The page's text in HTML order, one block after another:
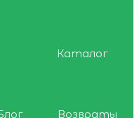
Каталог
Возвраты